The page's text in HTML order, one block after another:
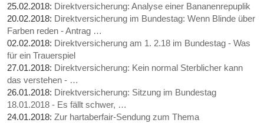
25.02.2018: Direktversicherung: Analyse einer Bananenrepuplik
20.02.2018: Direktversicherung im Bundestag: Wenn Blinde über
Farben reden - Antrag …
02.02.2018: Direktversicherung am 1. 2.18 im Bundestag - Was
für ein Trauerspiel
27.01.2018: Direktversicherung: Kein normal Sterblicher kann
das verstehen - …
26.01.2018: Direktversicherung: Sitzung im Bundestag
18.01.2018 - Es fällt schwer, …
24.01.2018:Zur hartaberfair-Sendung zum Thema